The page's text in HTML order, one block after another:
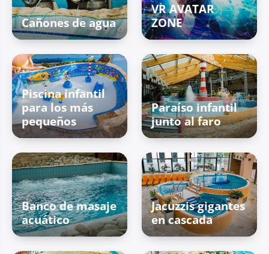
Cañones de agua
VR AVATAR
ZONE
Piscina infantil
para los más
pequeños
Paraíso infantil
junto al faro
Banco de masaje
acuático
Jacuzzis gigantes
en cascada